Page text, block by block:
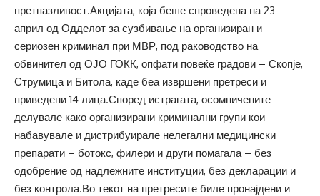
претпазливост.Акцијата, која беше спроведена на 23
април од Одделот за сузбивање на организиран и
сериозен криминал при МВР, под раководство на
обвинител од ОЈО ГОКК, опфати повеќе градови – Скопје,
Струмица и Битола, каде беа извршени претреси и
приведени 14 лица.Според истрагата, осомничените
делувале како организирани криминални групи кои
набавувале и дистрибуирале нелегални медицински
препарати – ботокс, филери и други помагала – без
одобрение од надлежните институции, без декларации и
без контрола.Во текот на претресите биле пронајдени и